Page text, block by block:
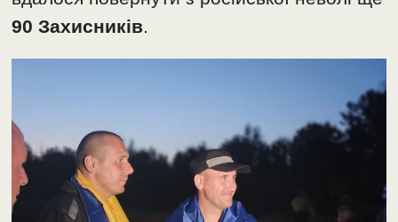
90 Захисників.